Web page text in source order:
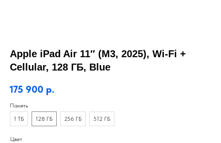
Apple iPad Air 11″ (M3, 2025), Wi-Fi +
Cellular, 128 ГБ, Blue
175 900 р.
Память
1 ТБ
128 ГБ 256 ГБ 512 ГБ
Цвет